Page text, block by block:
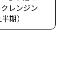
レンジン
期）